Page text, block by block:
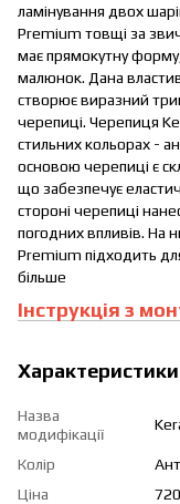
ламінування двох
Premium товщі за
має прямокутну
малюнок. Дана
створює виразний
черепиці. Черепиця
стильних кольорах -
основою черепиці є
що забезпечує
стороні черепиці
погодних впливів. На
Premium підходить
більше
Інструкція з
Характеристики
Назва
модифікації
Колір
Ціна